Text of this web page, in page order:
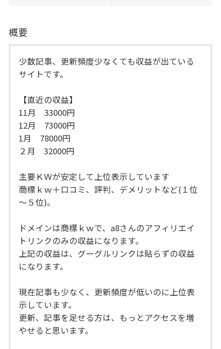
概要
少数記事、更新頻度少なくても収益が出ている
サイトです。
【直近の収益】
11月 33000円
12月 73000円
1月 78000円
２月 32000円
主要ＫＷが安定して上位表示しています
商標ｋｗ＋口コミ、評判、デメリットなど(１位
～５位)。
ドメインは商標ｋｗで、a8さんのアフィリエイ
トリンクのみの収益になります。
上記の収益は、グーグルリンクは貼らずの収益
になります。
現在記事も少なく、更新頻度が低いのに上位表
示しています。
更新、記事を足せる方は、もっとアクセスを増
やせると思います。